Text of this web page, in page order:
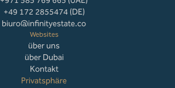
+49 172 2855474 (DE)
biuro@infinityestate.co
Websites
über uns
über Dubai
Kontakt
Privatsphäre